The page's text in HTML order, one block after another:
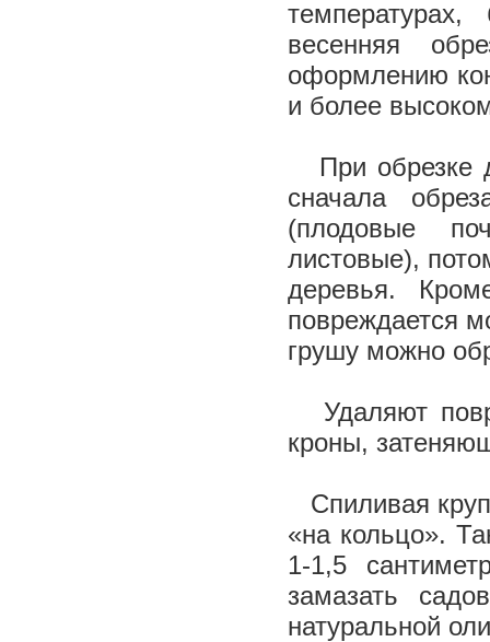
весенняя
оформлению
и более
При обрезке
сначала
(плодовые
листовые),
деревья.
повреждается
грушу можно
Удаляют
кроны,
Спиливая
«на кольцо».
1-1,5
замазать
натуральной